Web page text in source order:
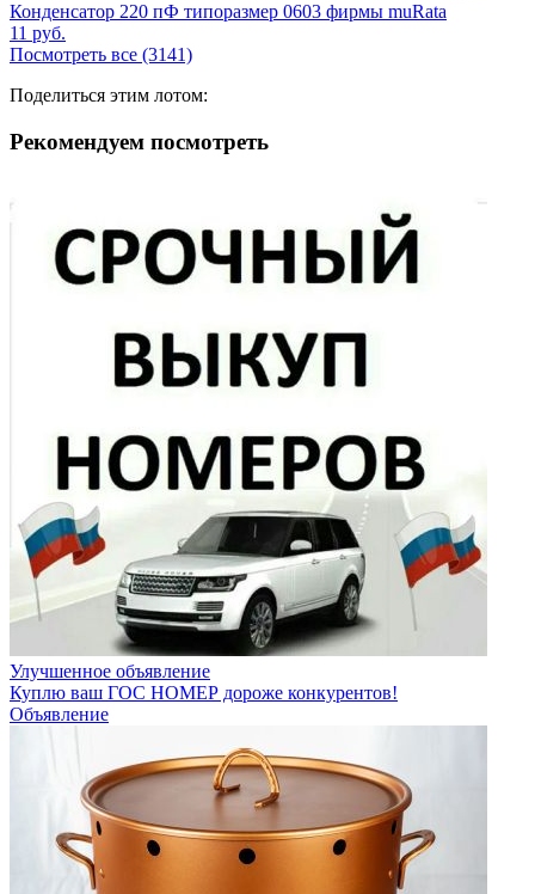
Конденсатор 220 пФ типоразмер 0603 фирмы muRata
11 руб.
Посмотреть все (3141)
Поделиться этим лотом:
Рекомендуем посмотреть
Улучшенное объявление
Куплю ваш ГОС НОМЕР дороже конкурентов!
Объявление